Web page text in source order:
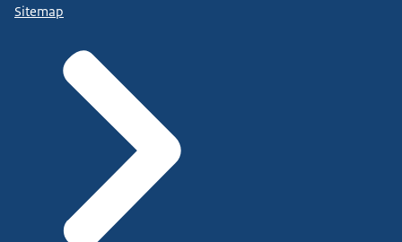
Sitemap